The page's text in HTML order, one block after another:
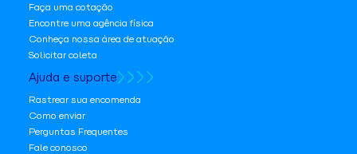
Faça uma cotação
Encontre uma agência física
Conheça nossa área de atuação
Solicitar coleta
Ajuda e suporte
Rastrear sua encomenda
Como enviar
Perguntas Frequentes
Fale conosco